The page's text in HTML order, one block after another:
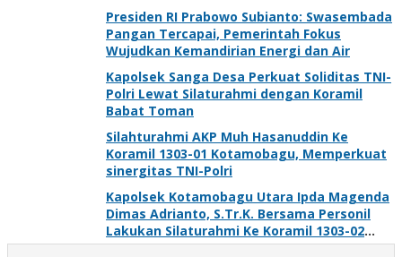
Presiden RI Prabowo Subianto: Swasembada
Pangan Tercapai, Pemerintah Fokus
Wujudkan Kemandirian Energi dan Air
Kapolsek Sanga Desa Perkuat Soliditas TNI-
Polri Lewat Silaturahmi dengan Koramil
Babat Toman
Silahturahmi AKP Muh Hasanuddin Ke
Koramil 1303-01 Kotamobagu, Memperkuat
sinergitas TNI-Polri
Kapolsek Kotamobagu Utara Ipda Magenda
Dimas Adrianto, S.Tr.K. Bersama Personil
Lakukan Silaturahmi Ke Koramil 1303-02
Passi